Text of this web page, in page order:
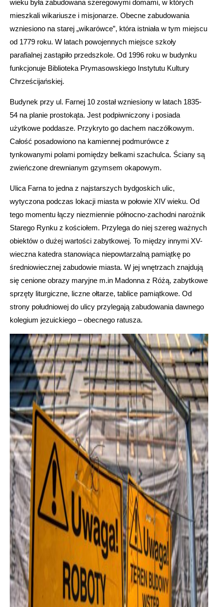
wieku była zabudowana szeregowymi domami, w których
mieszkali wikariusze i misjonarze. Obecne zabudowania
wzniesiono na starej „wikarówce”, która istniała w tym miejscu
od 1779 roku. W latach powojennych miejsce szkoły
parafialnej zastąpiło przedszkole. Od 1996 roku w budynku
funkcjonuje Biblioteka Prymasowskiego Instytutu Kultury
Chrześcijańskiej.
Budynek przy ul. Farnej 10 został wzniesiony w latach 1835-
54 na planie prostokąta. Jest podpiwniczony i posiada
użytkowe poddasze. Przykryto go dachem naczółkowym.
Całość posadowiono na kamiennej podmurówce z
tynkowanymi polami pomiędzy belkami szachulca. Ściany są
zwieńczone drewnianym gzymsem okapowym.
Ulica Farna to jedna z najstarszych bydgoskich ulic,
wytyczona podczas lokacji miasta w połowie XIV wieku. Od
tego momentu łączy niezmiennie północno-zachodni narożnik
Starego Rynku z kościołem. Przylega do niej szereg ważnych
obiektów o dużej wartości zabytkowej. To między innymi XV-
wieczna katedra stanowiąca niepowtarzalną pamiątkę po
średniowiecznej zabudowie miasta. W jej wnętrzach znajdują
się cenione obrazy maryjne m.in Madonna z Różą, zabytkowe
sprzęty liturgiczne, liczne ołtarze, tablice pamiątkowe. Od
strony południowej do ulicy przylegają zabudowania dawnego
kolegium jezuickiego – obecnego ratusza.